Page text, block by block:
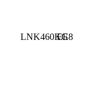
LNK460KG
EE8